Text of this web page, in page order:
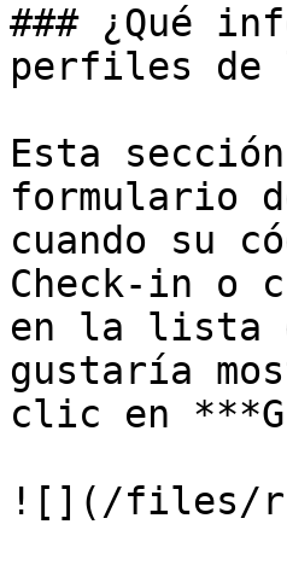
### ¿Qué
perfiles de
Esta
formulario
cuando su
Check-in o
en la lista
gustaría
clic en
![](/files/